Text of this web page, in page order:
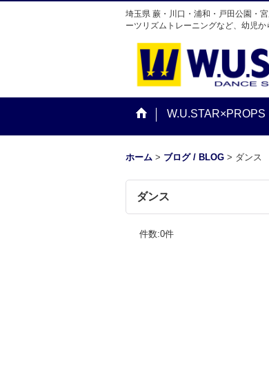
埼玉県 蕨・川口・浦和・戸田公園・
ーツリズムトレーニングなど、幼児
W.U.STAR×PROPS
ホーム > ブログ / BLOG > ダンス
ダンス
件数:0件